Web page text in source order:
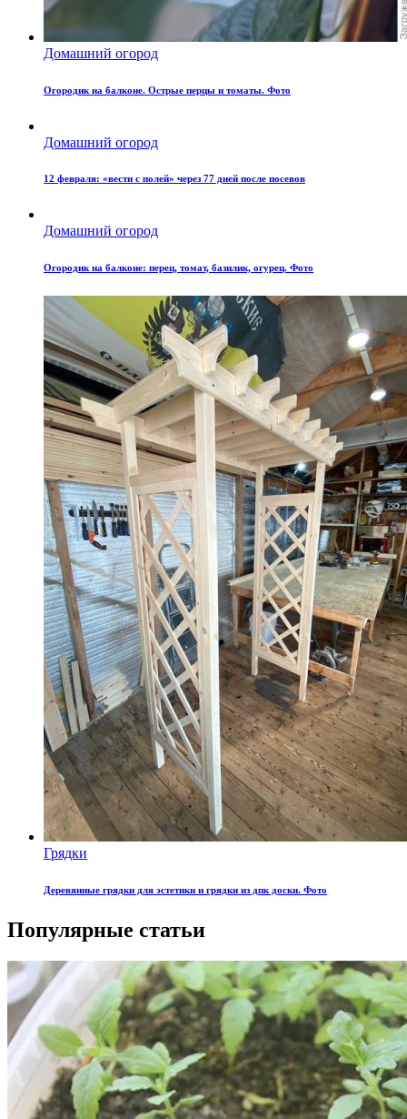
Домашний огород
Огородик на балконе. Острые перцы и томаты. Фото
Домашний огород
12 февраля: «вести с полей» через 77 дней после посевов
Домашний огород
Огородик на балконе: перец, томат, базилик, огурец. Фото
Грядки
Деревянные грядки для эстетики и грядки из дпк доски. Фото
Популярные статьи